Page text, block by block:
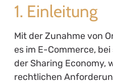
1. Einleitung
Mit der Zunahme von
es im E-Commerce,
der Sharing Economy,
rechtlichen